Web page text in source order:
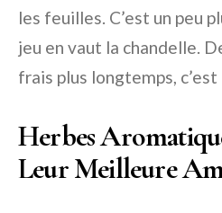
les feuilles. C’est un peu
jeu en vaut la chandelle.
frais plus longtemps,
Herbes
Leur Meilleure